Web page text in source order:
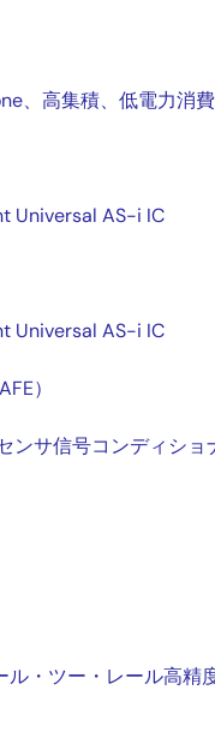
、高集積、低電力消費
Universal AS-i IC
Universal AS-i IC
）
ンサ信号コンディショ
ル・ツー・レール高精